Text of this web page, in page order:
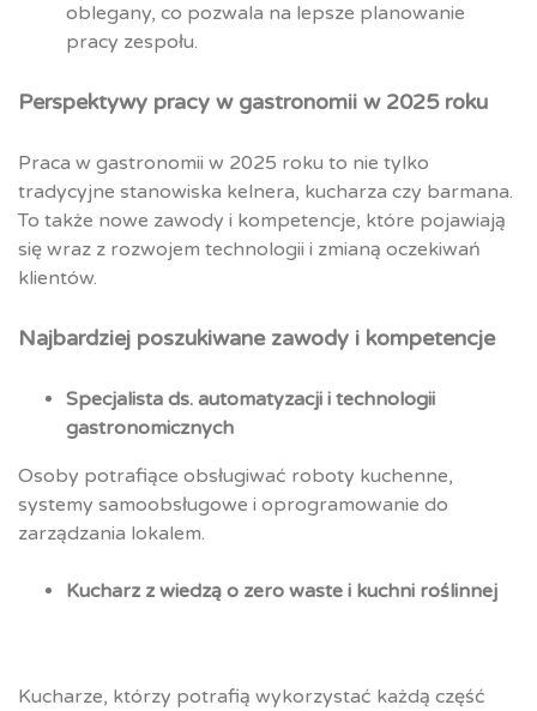
oblegany, co pozwala na lepsze planowanie
pracy zespołu.
Perspektywy pracy w gastronomii w 2025 roku
Praca w gastronomii w 2025 roku to nie tylko
tradycyjne stanowiska kelnera, kucharza czy barmana.
To także nowe zawody i kompetencje, które pojawiają
się wraz z rozwojem technologii i zmianą oczekiwań
klientów.
Najbardziej poszukiwane zawody i kompetencje
Specjalista ds. automatyzacji i technologii
gastronomicznych
Osoby potrafiące obsługiwać roboty kuchenne,
systemy samoobsługowe i oprogramowanie do
zarządzania lokalem.
Kucharz z wiedzą o zero waste i kuchni roślinnej
Kucharze, którzy potrafią wykorzystać każdą część